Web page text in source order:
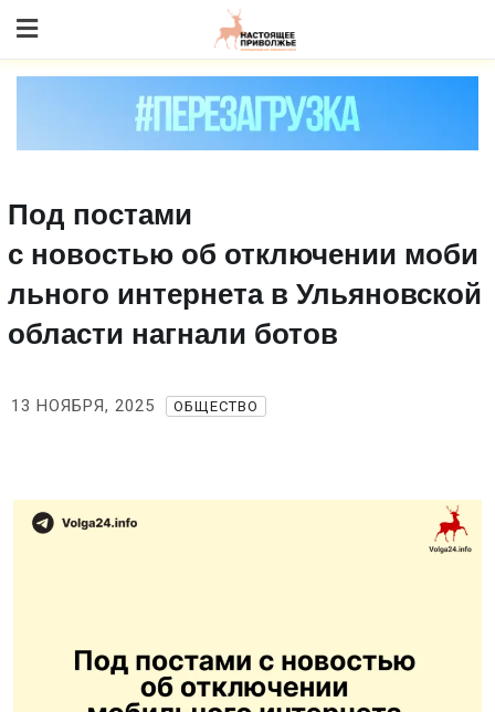
to content
Под постами
с новостью об отключении моби
льного интернета в Ульяновской
области нагнали ботов
13 НОЯБРЯ, 2025 ОБЩЕСТВО